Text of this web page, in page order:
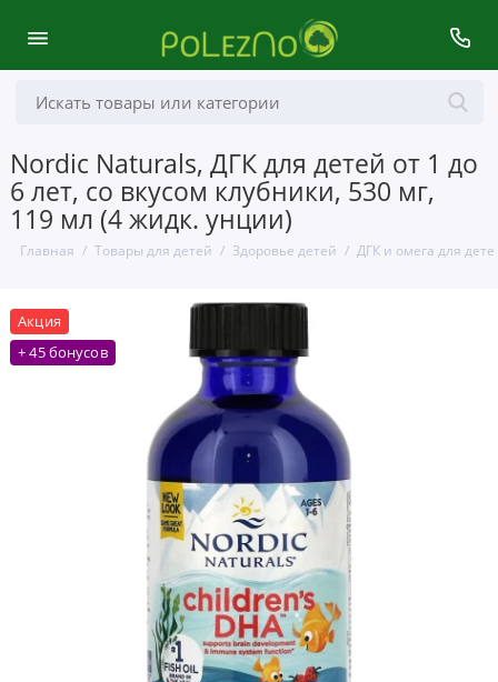
Nordic Naturals, ДГК для детей от 1 до
6 лет, со вкусом клубники, 530 мг,
119 мл (4 жидк. унции)
Главная Товары для детей Здоровье детей ДГК и омега для
Акция
+ 45 бонусов